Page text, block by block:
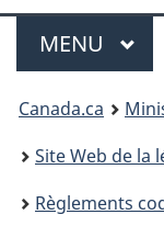
Menu
MENU
You
are
here:
Canada.ca
Site Web de la
Règlements